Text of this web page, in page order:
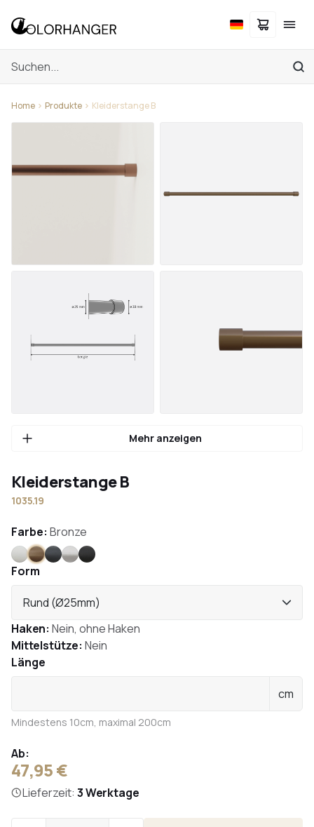
Home Produkte Kleiderstange B
Mehr anzeigen
Kleiderstange B
1035.19
Farbe: Bronze
WeißBronze
Anthrazit
Edelstahl
Schwarz
Form
Rund (Ø25mm)
Haken: Nein, ohne Haken
Mittelstütze: Nein
Länge
cm
Mindestens 10cm, maximal 200cm
Ab:
47,95 €
Lieferzeit: 3 Werktage